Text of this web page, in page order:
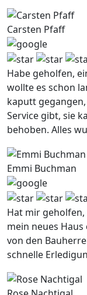
Carsten Pfaff
Habe geholfen,
wollte es schon
kaputt
Service gibt, sie
behoben. Alles
Emmi Buchman
Hat mir
mein neues
von den
schnelle